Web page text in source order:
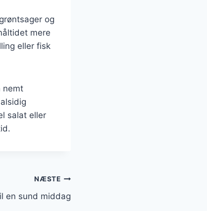
og
mere
eller fisk
nemt
salat eller
NÆSTE
en sund middag